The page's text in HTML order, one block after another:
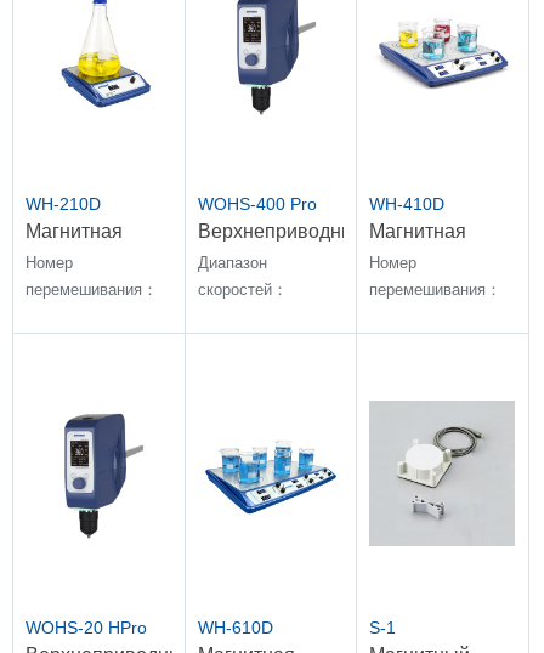
WH-210D
Магнитная
мешалка
Номер
перемешивания：
WOHS-400 Pro
Верхнеприводные
мешалки
Диапазон
скоростей：
WH-410D
Магнитная
мешалка
Номер
перемешивания：
WOHS-20 HPro WH-610D S-1